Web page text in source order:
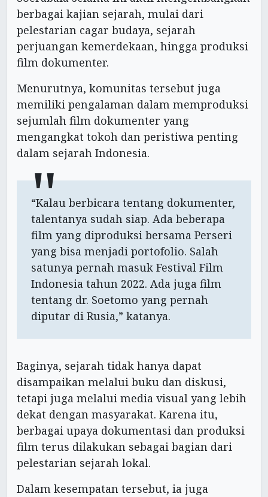
berbagai kajian sejarah, mulai dari
pelestarian cagar budaya, sejarah
perjuangan kemerdekaan, hingga produksi
film dokumenter.
Menurutnya, komunitas tersebut juga
memiliki pengalaman dalam memproduksi
sejumlah film dokumenter yang
mengangkat tokoh dan peristiwa penting
dalam sejarah Indonesia.
“Kalau berbicara tentang dokumenter,
talentanya sudah siap. Ada beberapa
film yang diproduksi bersama Perseri
yang bisa menjadi portofolio. Salah
satunya pernah masuk Festival Film
Indonesia tahun 2022. Ada juga film
tentang dr. Soetomo yang pernah
diputar di Rusia,” katanya.
Baginya, sejarah tidak hanya dapat
disampaikan melalui buku dan diskusi,
tetapi juga melalui media visual yang lebih
dekat dengan masyarakat. Karena itu,
berbagai upaya dokumentasi dan produksi
film terus dilakukan sebagai bagian dari
pelestarian sejarah lokal.
Dalam kesempatan tersebut, ia juga